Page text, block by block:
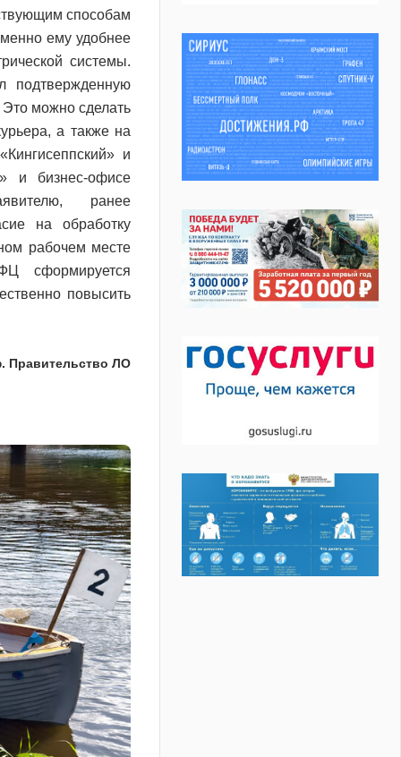
способам
ему удобнее
системы.
подтвержденную
Это можно сделать
а также на
и
и бизнес-офисе
ранее
на обработку
рабочем месте
сформируется
повысить
Правительство ЛО